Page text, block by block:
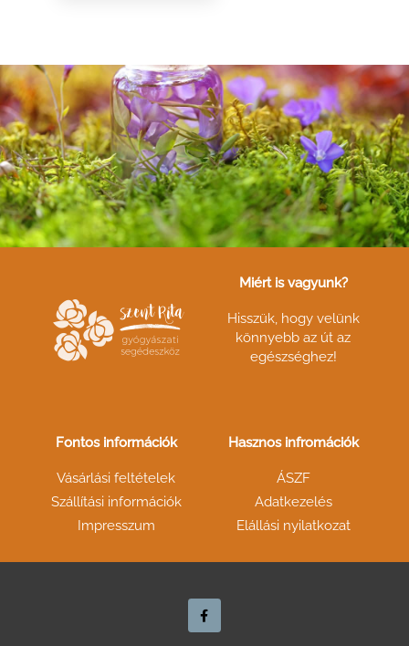
Miért is vagyunk?
Hisszük, hogy velünk
könnyebb az út az
egészséghez!
Fontos információk
Vásárlási feltételek
Szállítási információk
Impresszum
Hasznos infromációk
ÁSZF
Adatkezelés
Elállási nyilatkozat
F
a
c
e